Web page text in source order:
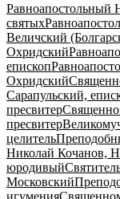
Равноапостольный
святых
Величский
Охридский
епископ
Охридский
Сарапульский,
пресвитер
пресвитер
целитель
Николай Кочанов,
юродивый
Московский
игумения